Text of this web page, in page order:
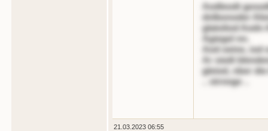
Aodleodt
dnlbonoder
glatoliod Aodn
Agiegel nn.
Aod oeine, iod
Ar siedt
gleiod, nber
.. strnnge ..
21.03.2023 06:55